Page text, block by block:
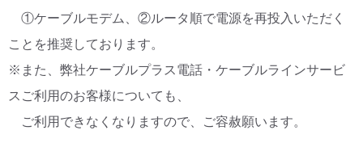
①ケーブルモデム、②ルータ順で電源を再投入いただく
ことを推奨しております。
※また、弊社ケーブルプラス電話・ケーブルラインサービ
スご利用のお客様についても、
ご利用できなくなりますので、ご容赦願います。